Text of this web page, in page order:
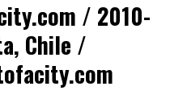
/ 2010-
Chile /